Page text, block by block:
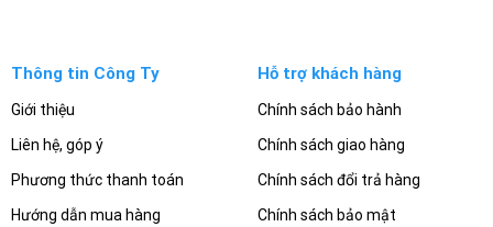
Thông tin Công Ty
Giới thiệu
Liên hệ, góp ý
Phương thức thanh toán
Hướng dẫn mua hàng
Hỗ trợ khách hàng
Chính sách bảo hành
Chính sách giao hàng
Chính sách đổi trả hàng
Chính sách bảo mật